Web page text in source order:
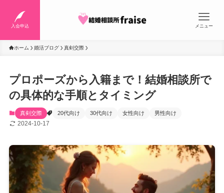
入会申込 メニュー
ホーム 婚活ブログ 真剣交際
プロポーズから入籍まで！結婚相談所で
の具体的な手順とタイミング
真剣交際 20代向け 30代向け 女性向け 男性向け
2024-10-17